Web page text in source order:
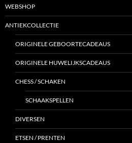
WEBSHOP
ANTIEKCOLLECTIE
ORIGINELE GEBOORTECADEAUS
ORIGINELE HUWELIJKSCADEAUS
CHESS / SCHAKEN
SCHAAKSPELLEN
DIVERSEN
ETSEN / PRENTEN